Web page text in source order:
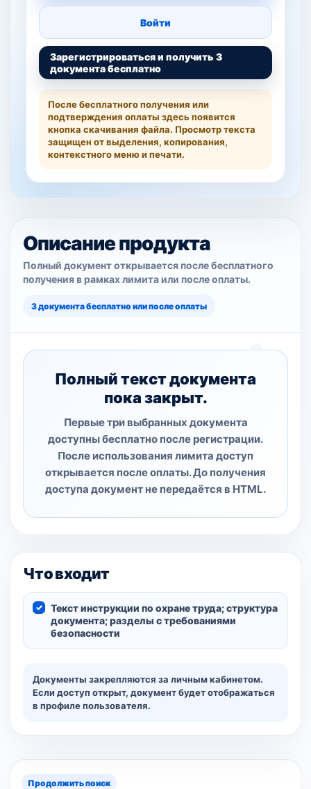
Войти
Зарегистрироваться и получить 3
документа бесплатно
После бесплатного получения или
подтверждения оплаты здесь появится
кнопка скачивания файла. Просмотр текста
защищен от выделения, копирования,
контекстного меню и печати.
Описание продукта
Полный документ открывается после бесплатного
получения в рамках лимита или после оплаты.
3 документа бесплатно или после оплаты
Полный текст документа
пока закрыт.
Первые три выбранных документа
доступны бесплатно после регистрации.
После использования лимита доступ
открывается после оплаты. До получения
доступа документ не передаётся в HTML.
Что входит
Текст инструкции по охране труда; структура
документа; разделы с требованиями
безопасности
Документы закрепляются за личным кабинетом.
Если доступ открыт, документ будет отображаться
в профиле пользователя.
Продолжить поиск